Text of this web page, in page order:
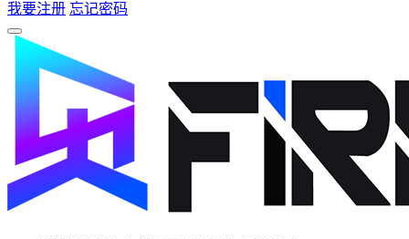
我要注册 忘记密码